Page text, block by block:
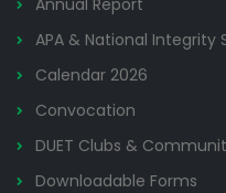
Annual Report
APA & National
Calendar 2026
Convocation
DUET Clubs &
Downloadable Forms